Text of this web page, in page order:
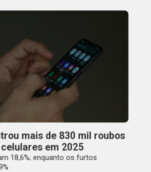
mais de 830 mil roubos
em 2025
18,6%; enquanto os furtos